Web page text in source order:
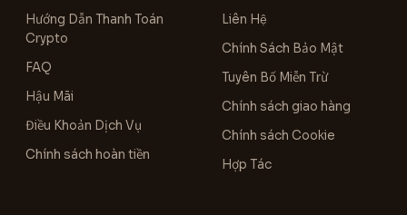
Hướng Dẫn Thanh Toán
Crypto
FAQ
Hậu Mãi
Điều Khoản Dịch Vụ
Chính sách hoàn tiền
Liên Hệ
Chính Sách Bảo Mật
Tuyên Bố Miễn Trừ
Chính sách giao hàng
Chính sách Cookie
Hợp Tác